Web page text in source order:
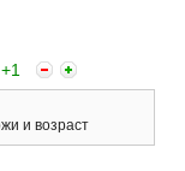
+1
и возраст